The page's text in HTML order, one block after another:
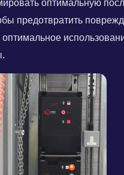
оптимальную
предотвратить
оптимальное